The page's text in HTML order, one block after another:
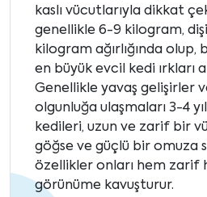
kaslı vücutlarıyla dikkat
genellikle 6-9 kilogram,
kilogram ağırlığında olup,
en büyük evcil kedi ırkları
Genellikle yavaş gelişirler
olgunluğa ulaşmaları 3-4
kedileri, uzun ve zarif bir
göğse ve güçlü bir omuza
özellikler onları hem zarif
görünüme kavuşturur.